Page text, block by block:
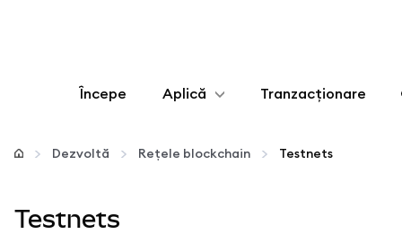
Începe Aplică
Configurează
Tranzacționare
Dezvoltă Rețele blockchain Testnets
Testnets